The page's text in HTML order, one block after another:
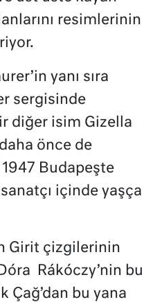
resimlerinin
yanı sıra
sergisinde
diğer isim Gizella
önce de
1947 Budapeşte
içinde yaşça
Girit çizgilerinin
Rákóczy’nin bu
Çağ’dan bu yana